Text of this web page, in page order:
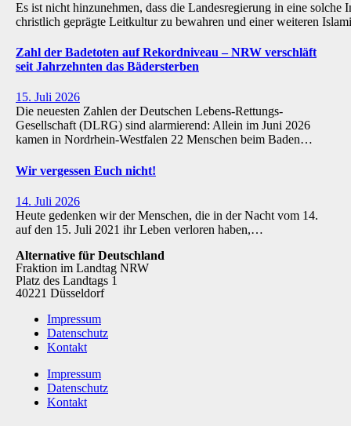
Es ist nicht hinzunehmen, dass die Landesregierung in eine
christlich geprägte Leitkultur zu bewahren und einer weiteren
Zahl der Badetoten auf Rekordniveau – NRW verschläft
seit Jahrzehnten das Bädersterben
15. Juli 2026
Die neuesten Zahlen der Deutschen Lebens-Rettungs-
Gesellschaft (DLRG) sind alarmierend: Allein im Juni 2026
kamen in Nordrhein-Westfalen 22 Menschen beim Baden…
Wir vergessen Euch nicht!
14. Juli 2026
Heute gedenken wir der Menschen, die in der Nacht vom 14.
auf den 15. Juli 2021 ihr Leben verloren haben,…
Alternative für Deutschland
Fraktion im Landtag NRW
Platz des Landtags 1
40221 Düsseldorf
Impressum
Datenschutz
Kontakt
Impressum
Datenschutz
Kontakt